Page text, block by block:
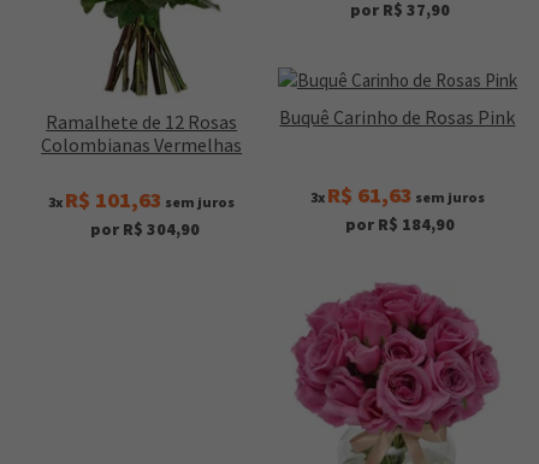
Ramalhete de 12 Rosas
Colombianas Vermelhas
3x R$ 101,63 sem juros
por R$ 304,90
por R$ 37,90
Buquê Carinho de Rosas Pink
3x R$ 61,63 sem juros
por R$ 184,90